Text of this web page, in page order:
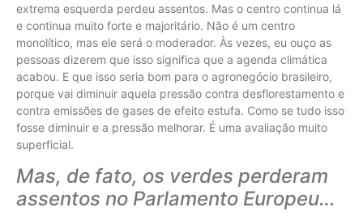
extrema esquerda perdeu assentos. Mas o centro continua lá
e continua muito forte e majoritário. Não é um centro
monolítico, mas ele será o moderador. Às vezes, eu ouço as
pessoas dizerem que isso significa que a agenda climática
acabou. E que isso seria bom para o agronegócio brasileiro,
porque vai diminuir aquela pressão contra desflorestamento e
contra emissões de gases de efeito estufa. Como se tudo isso
fosse diminuir e a pressão melhorar. É uma avaliação muito
superficial.
Mas, de fato, os verdes perderam
assentos no Parlamento Europeu…